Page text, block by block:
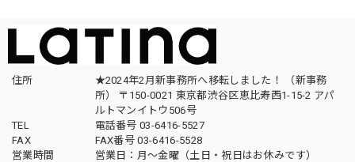
住所
★2024年2月新事務所へ移転しました！ （新事務
所） 〒150-0021 東京都渋谷区恵比寿西1-15-2 アパ
ルトマンイトウ506号
TEL
電話番号 03-6416-5527
FAX
FAX番号 03-6416-5528
営業時間
営業日：月〜金曜（土日・祝日はお休みです）